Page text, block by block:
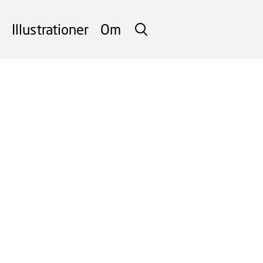
SØG
Illustrationer Om